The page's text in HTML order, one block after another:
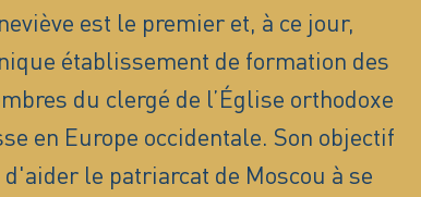
est le premier et, à ce jour,
établissement de formation des
du clergé de l’Église orthodoxe
en Europe occidentale. Son objectif
d'aider le patriarcat de Moscou à se